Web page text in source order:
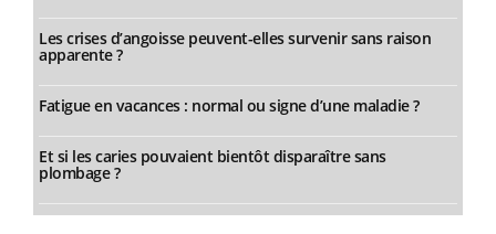
Les crises d’angoisse peuvent-elles survenir sans raison
apparente ?
Fatigue en vacances : normal ou signe d’une maladie ?
Et si les caries pouvaient bientôt disparaître sans
plombage ?